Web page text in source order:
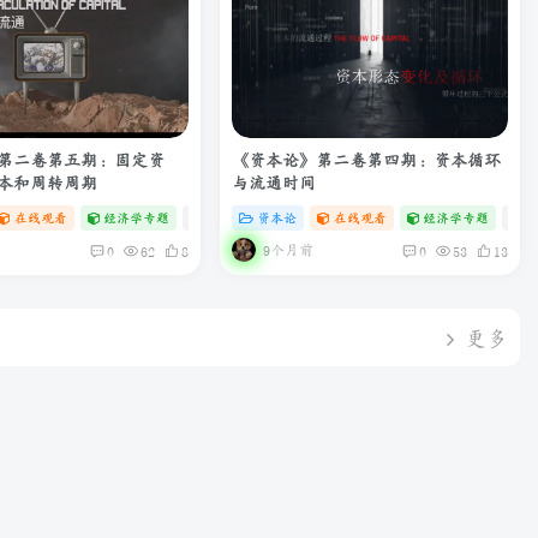
二卷第五期：固定资
和周转周期
在线观看 经济学专题 # zibll # C
0 62 8
《资本论》第二卷第四期：资本循环
与流通时间
资本论 在线观看 经济学专题
9个月前 0 53 13
更多